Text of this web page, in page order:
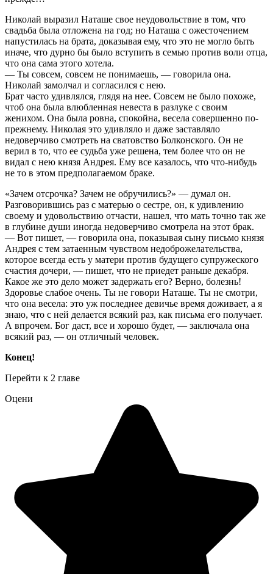
Николай выразил Наташе свое неудовольствие в том, что
свадьба была отложена на год; но Наташа с ожесточением
напустилась на брата, доказывая ему, что это не могло быть
иначе, что дурно бы было вступить в семью против воли отца,
что она сама этого хотела.
— Ты совсем, совсем не понимаешь, — говорила она.
Николай замолчал и согласился с нею.
Брат часто удивлялся, глядя на нее. Совсем не было похоже,
чтоб она была влюбленная невеста в разлуке с своим
женихом. Она была ровна, спокойна, весела совершенно по-
прежнему. Николая это удивляло и даже заставляло
недоверчиво смотреть на сватовство Болконского. Он не
верил в то, что ее судьба уже решена, тем более что он не
видал с нею князя Андрея. Ему все казалось, что что-нибудь
не то в этом предполагаемом браке.
«Зачем отсрочка? Зачем не обручились?» — думал он.
Разговорившись раз с матерью о сестре, он, к удивлению
своему и удовольствию отчасти, нашел, что мать точно так же
в глубине души иногда недоверчиво смотрела на этот брак.
— Вот пишет, — говорила она, показывая сыну письмо князя
Андрея с тем затаенным чувством недоброжелательства,
которое всегда есть у матери против будущего супружеского
счастия дочери, — пишет, что не приедет раньше декабря.
Какое же это дело может задержать его? Верно, болезнь!
Здоровье слабое очень. Ты не говори Наташе. Ты не смотри,
что она весела: это уж последнее девичье время доживает, а я
знаю, что с ней делается всякий раз, как письма его получает.
А впрочем. Бог даст, все и хорошо будет, — заключала она
всякий раз, — он отличный человек.
Конец!
Перейти к 2 главе
Оцени